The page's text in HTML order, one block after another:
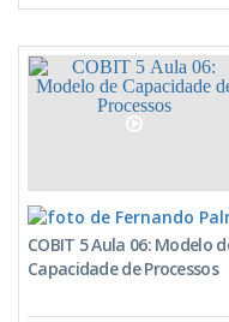
COBIT 5 Aula 06: Modelo
Capacidade de Processos